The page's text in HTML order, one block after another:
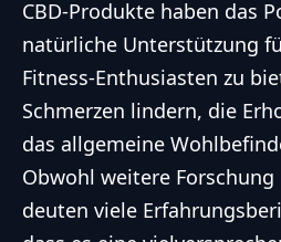
CBD-Produkte haben das
natürliche Unterstützung
Fitness-Enthusiasten zu
Schmerzen lindern, die
das allgemeine
Obwohl weitere
deuten viele